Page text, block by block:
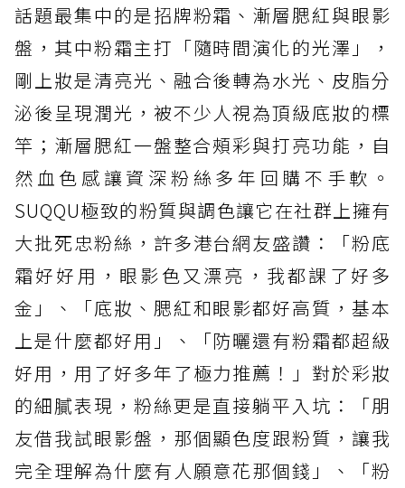
話題最集中的是招牌粉霜、漸層腮紅與眼影
盤，其中粉霜主打「隨時間演化的光澤」，
剛上妝是清亮光、融合後轉為水光、皮脂分
泌後呈現潤光，被不少人視為頂級底妝的標
竿；漸層腮紅一盤整合頰彩與打亮功能，自
然血色感讓資深粉絲多年回購不手軟。
SUQQU極致的粉質與調色讓它在社群上擁有
大批死忠粉絲，許多港台網友盛讚：「粉底
霜好好用，眼影色又漂亮，我都課了好多
金」、「底妝、腮紅和眼影都好高質，基本
上是什麼都好用」、「防曬還有粉霜都超級
好用，用了好多年了極力推薦！」對於彩妝
的細膩表現，粉絲更是直接躺平入坑：「朋
友借我試眼影盤，那個顯色度跟粉質，讓我
完全理解為什麼有人願意花那個錢」、「粉